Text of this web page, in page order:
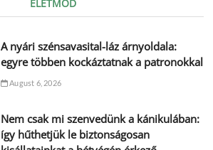
ÉLETMÓD
A nyári szénsavasital-láz árnyoldala:
egyre többen kockáztatnak a patronokkal
August 6, 2026
Nem csak mi szenvedünk a kánikulában:
így hűthetjük le biztonságosan